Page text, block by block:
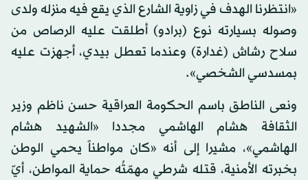
«انتظرنا الهدف في زاوية الشارع الذي يقع فيه منزله ولدى
وصوله بسيارته نوع (برادو) أطلقت عليه الرصاص من
سلاح رشاش (غدارة) وعندما تعطل بيدي، أجهزت عليه
بمسدسي الشخصي».
ونعى الناطق باسم الحكومة العراقية حسن ناظم وزير
الثقافة هشام الهاشمي مجددا «الشهيد هشام
الهاشمي»، مشيرا إلى أنه «كان مواطناً يحمي الوطن
بخبرته الأمنية، قتله شرطي مهمّتُه حماية المواطن، أيّ